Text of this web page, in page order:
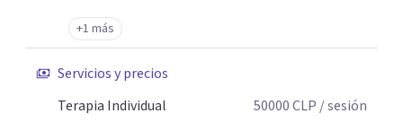
+1 más
Servicios y precios
Terapia Individual
50000CLP / sesión